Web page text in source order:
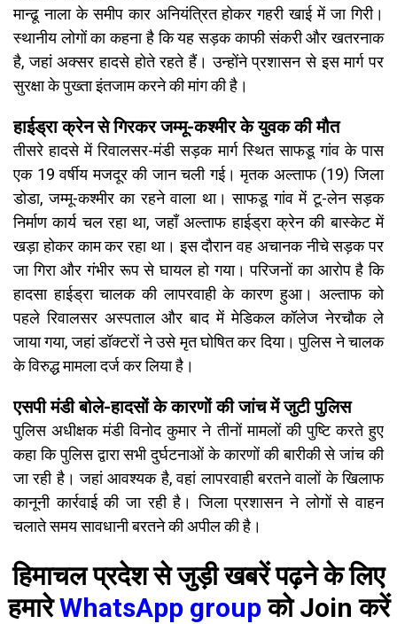
मान्ढू नाला के समीप कार अनियंत्रित होकर गहरी खाई में जा गिरी।
स्थानीय लोगों का कहना है कि यह सड़क काफी संकरी और खतरनाक
है, जहां अक्सर हादसे होते रहते हैं। उन्होंने प्रशासन से इस मार्ग पर
सुरक्षा के पुख्ता इंतजाम करने की मांग की है।
हाईड्रा क्रेन से गिरकर जम्मू-कश्मीर के युवक की मौत
तीसरे हादसे में रिवालसर-मंडी सड़क मार्ग स्थित साफडू गांव के पास
एक 19 वर्षीय मजदूर की जान चली गई। मृतक अल्ताफ (19) जिला
डोडा, जम्मू-कश्मीर का रहने वाला था। साफडू गांव में टू-लेन सड़क
निर्माण कार्य चल रहा था, जहाँ अल्ताफ हाईड्रा क्रेन की बास्केट में
खड़ा होकर काम कर रहा था। इस दौरान वह अचानक नीचे सड़क पर
जा गिरा और गंभीर रूप से घायल हो गया। परिजनों का आरोप है कि
हादसा हाईड्रा चालक की लापरवाही के कारण हुआ। अल्ताफ को
पहले रिवालसर अस्पताल और बाद में मेडिकल कॉलेज नेरचौक ले
जाया गया, जहां डॉक्टरों ने उसे मृत घोषित कर दिया। पुलिस ने चालक
के विरुद्ध मामला दर्ज कर लिया है।
एसपी मंडी बोले-हादसों के कारणों की जांच में जुटी पुलिस
पुलिस अधीक्षक मंडी विनोद कुमार ने तीनों मामलों की पुष्टि करते हुए
कहा कि पुलिस द्वारा सभी दुर्घटनाओं के कारणों की बारीकी से जांच की
जा रही है। जहां आवश्यक है, वहां लापरवाही बरतने वालों के खिलाफ
कानूनी कार्रवाई की जा रही है। जिला प्रशासन ने लोगों से वाहन
चलाते समय सावधानी बरतने की अपील की है।
हिमाचल प्रदेश से जुड़ी खबरें पढ़ने के लिए
हमारेWhatsApp groupको Join करें